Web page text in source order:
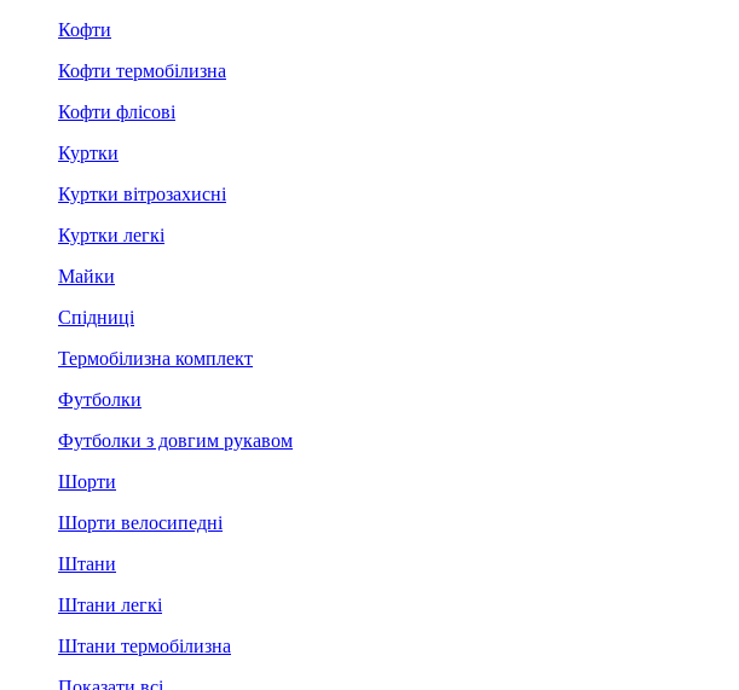
Кофти
Кофти термобілизна
Кофти флісові
Куртки
Куртки вітрозахисні
Куртки легкі
Майки
Спідниці
Термобілизна комплект
Футболки
Футболки з довгим рукавом
Шорти
Шорти велосипедні
Штани
Штани легкі
Штани термобілизна